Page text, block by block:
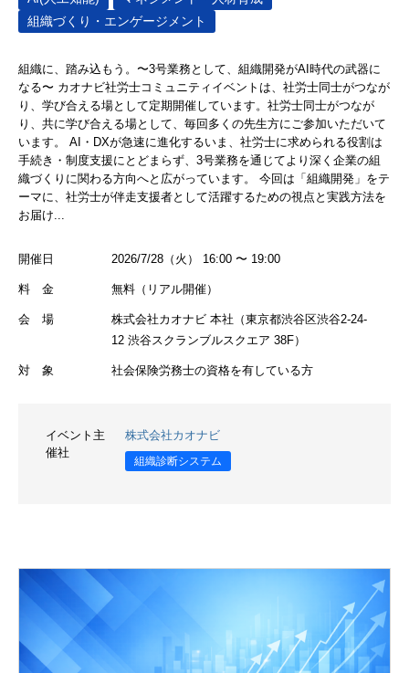
組織づくり・エンゲージメント
組織に、踏み込もう。〜3号業務として、組織開発がAI時代の武器に
なる〜 カオナビ社労士コミュニティイベントは、社労士同士がつなが
り、学び合える場として定期開催しています。社労士同士がつなが
り、共に学び合える場として、毎回多くの先生方にご参加いただいて
います。 AI・DXが急速に進化するいま、社労士に求められる役割は
手続き・制度支援にとどまらず、3号業務を通じてより深く企業の組
織づくりに関わる方向へと広がっています。 今回は「組織開発」をテ
ーマに、社労士が伴走支援者として活躍するための視点と実践方法を
お届け...
開催日 2026/7/28（火） 16:00 〜 19:00
料 金 無料（リアル開催）
会 場
株式会社カオナビ 本社（東京都渋谷区渋谷2-24-
12 渋谷スクランブルスクエア 38F）
対 象 社会保険労務士の資格を有している方
イベント主
催社
株式会社カオナビ
組織診断システム